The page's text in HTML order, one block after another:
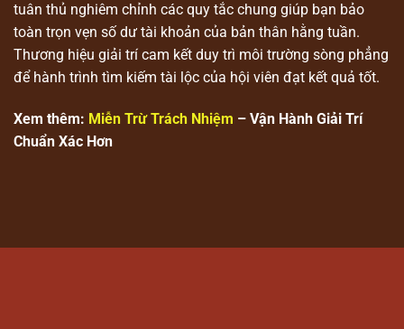
tuân thủ nghiêm chỉnh các quy tắc chung giúp bạn bảo
toàn trọn vẹn số dư tài khoản của bản thân hằng tuần.
Thương hiệu giải trí cam kết duy trì môi trường sòng phẳng
để hành trình tìm kiếm tài lộc của hội viên đạt kết quả tốt.
Xem thêm: Miễn Trừ Trách Nhiệm – Vận Hành Giải Trí
Chuẩn Xác Hơn